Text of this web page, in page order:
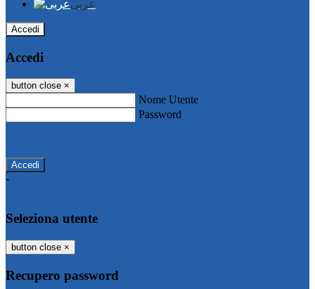
عربى
Accedi
Accedi
button close ×
Nome Utente
Password
-
Seleziona utente
button close ×
Recupero password